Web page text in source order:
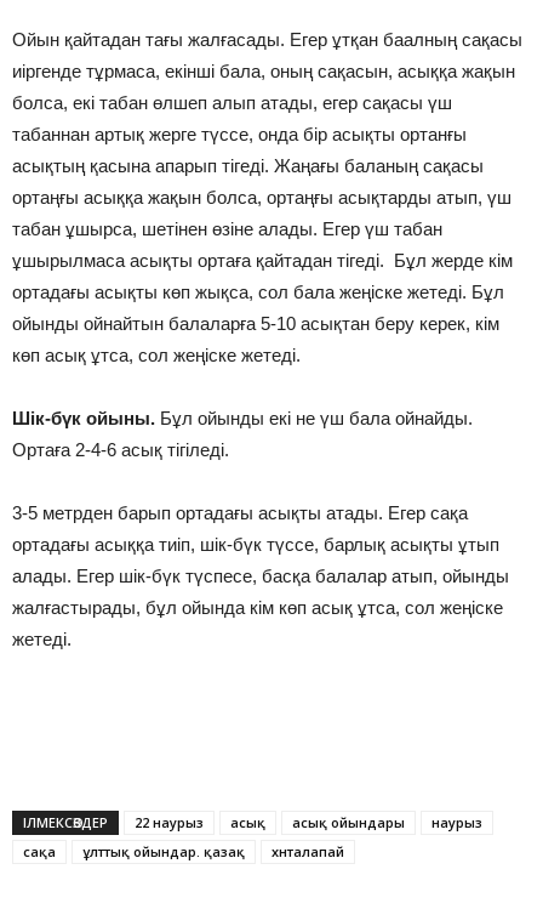
Ойын қайтадан тағы жалғасады. Егер ұтқан баалның сақасы
иіргенде тұрмаса, екінші бала, оның сақасын, асыққа жақын
болса, екі табан өлшеп алып атады, егер сақасы үш
табаннан артық жерге түссе, онда бір асықты ортанғы
асықтың қасына апарып тігеді. Жаңағы баланың сақасы
ортаңғы асыққа жақын болса, ортаңғы асықтарды атып, үш
табан ұшырса, шетінен өзіне алады. Егер үш табан
ұшырылмаса асықты ортаға қайтадан тігеді. Бұл жерде кім
ортадағы асықты көп жықса, сол бала жеңіске жетеді. Бұл
ойынды ойнайтын балаларға 5-10 асықтан беру керек, кім
көп асық ұтса, сол жеңіске жетеді.
Шік-бүк ойыны. Бұл ойынды екі не үш бала ойнайды.
Ортаға 2-4-6 асық тігіледі.
3-5 метрден барып ортадағы асықты атады. Егер сақа
ортадағы асыққа тиіп, шік-бүк түссе, барлық асықты ұтып
алады. Егер шік-бүк түспесе, басқа балалар атып, ойынды
жалғастырады, бұл ойында кім көп асық ұтса, сол жеңіске
жетеді.
ІЛМЕКСӨЗДЕР 22 наурыз асық асық ойындары
наурыз
сақа
ұлттық ойындар. қазақ хнталапай